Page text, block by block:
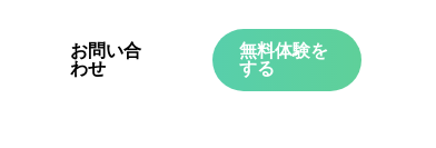
お問い合
わせ
無料体験を
する